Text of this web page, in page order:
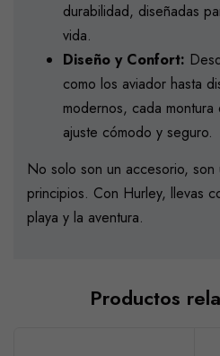
durabilidad, diseñadas
vida.
Diseño y Confort:
como los aviador hasta
modernos, cada
ajuste cómodo y seguro.
No solo son un accesorio,
principios. Con Hurley, llevas
playa y la aventura.
Productos